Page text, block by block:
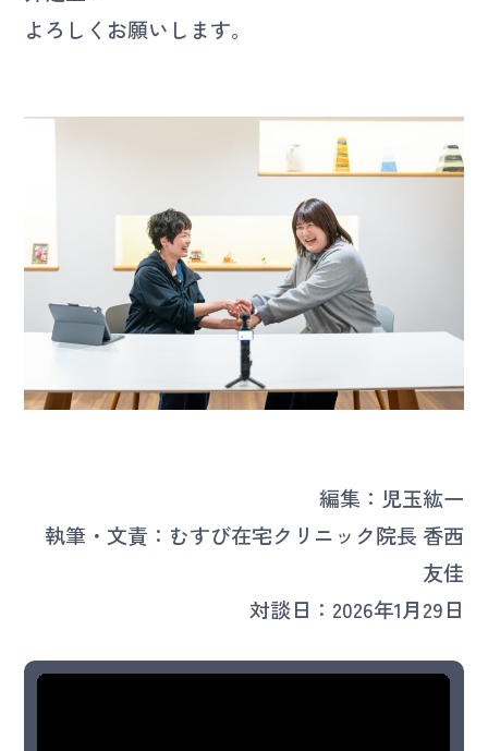
よろしくお願いします。
編集：児玉紘一
執筆・文責：むすび在宅クリニック院長 香西
友佳
対談日：2026年1月29日